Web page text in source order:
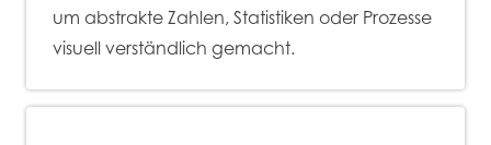
um abstrakte Zahlen, Statistiken oder Prozesse
visuell verständlich gemacht.